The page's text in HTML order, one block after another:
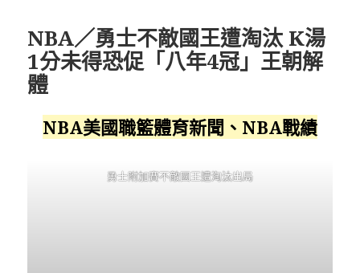
NBA／勇士不敵國王遭淘汰 K湯
1分未得恐促「八年4冠」王朝解
體
NBA美國職籃體育新聞、NBA戰績
勇士附加賽不敵國王遭淘汰出局